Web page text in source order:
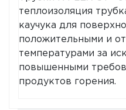
теплоизоляция
каучука для
положительными и
температурами за
повышенными
продуктов горения.